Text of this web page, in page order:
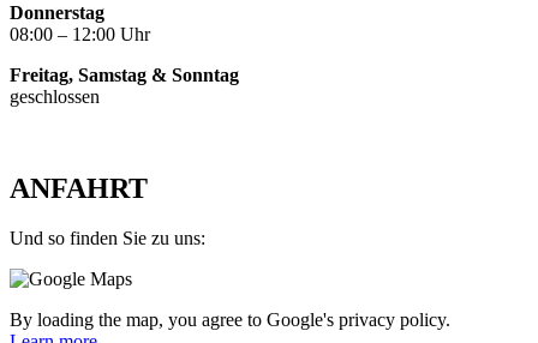
Donnerstag
08:00 – 12:00 Uhr
Freitag, Samstag & Sonntag
geschlossen
ANFAHRT
Und so finden Sie zu uns:
By loading the map, you agree to Google's privacy policy.